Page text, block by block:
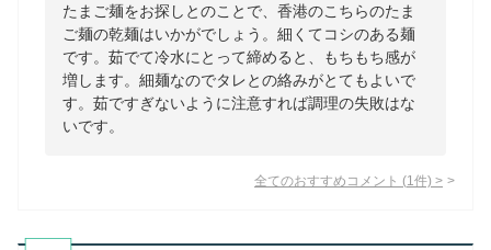
たまご麺をお探しとのことで、香港のこちらのたま
ご麺の乾麺はいかがでしょう。細くてコシのある麺
です。茹でて冷水にとって締めると、もちもち感が
増します。細麺なのでタレとの絡みがとてもよいで
す。茹ですぎないように注意すれば調理の失敗はな
いです。
全てのおすすめコメント (1 件) >